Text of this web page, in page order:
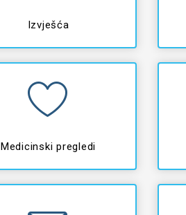
Izvješća
Medicinski pregledi